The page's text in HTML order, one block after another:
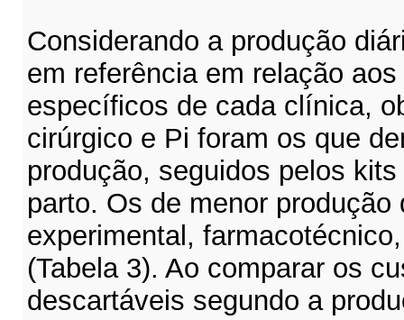
Considerando a produção
em referência em relação
específicos de cada clínica,
cirúrgico e Pi foram os que
produção, seguidos pelos
parto. Os de menor produção
experimental,
(Tabela3). Ao comparar os
descartáveis segundo a